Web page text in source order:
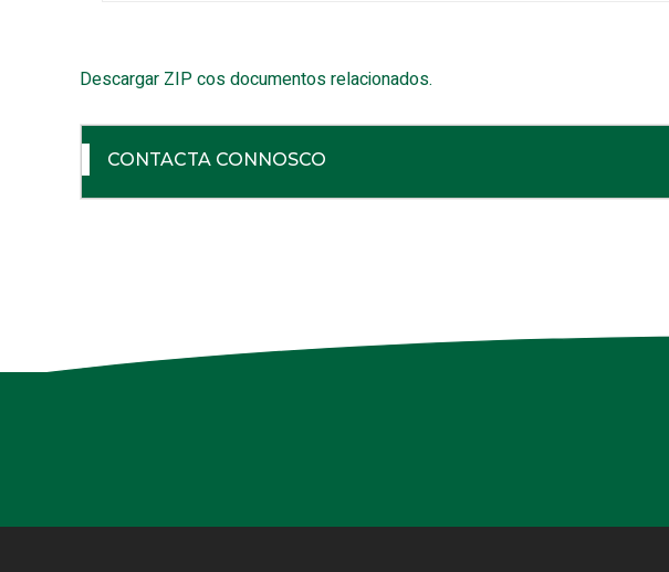
Descargar ZIP cos documentos relacionados.
CONTACTA CONNOSCO